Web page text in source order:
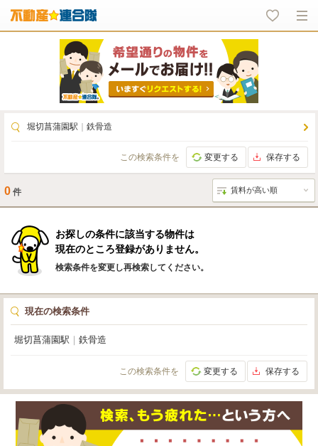
堀切菖蒲園駅 鉄骨造
この検索条件を 変更する 保存する
0 件
お探しの条件に該当する物件は
現在のところ登録がありません。
検索条件を変更し再検索してください。
現在の検索条件
堀切菖蒲園駅 鉄骨造
この検索条件を 変更する 保存する